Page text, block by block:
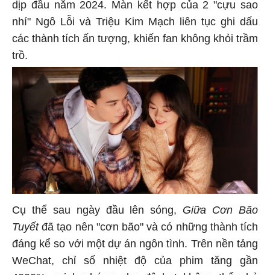
dịp đầu năm 2024. Màn kết hợp của 2 "cựu sao
nhí" Ngô Lỗi và Triệu Kim Mạch liên tục ghi dấu
các thành tích ấn tượng, khiến fan không khỏi trầm
trồ.
Cụ thể sau ngày đầu lên sóng, Giữa Cơn Bão
Tuyếtđã tạo nên "cơn bão" và có những thành tích
đáng kể so với một dự án ngôn tình. Trên nền tảng
WeChat, chỉ số nhiệt độ của phim tăng gần